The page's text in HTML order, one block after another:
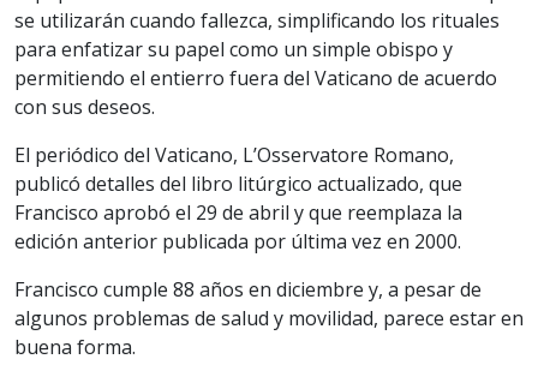
se utilizarán cuando fallezca, simplificando los rituales
para enfatizar su papel como un simple obispo y
permitiendo el entierro fuera del Vaticano de acuerdo
con sus deseos.
El periódico del Vaticano, L’Osservatore Romano,
publicó detalles del libro litúrgico actualizado, que
Francisco aprobó el 29 de abril y que reemplaza la
edición anterior publicada por última vez en 2000.
Francisco cumple 88 años en diciembre y, a pesar de
algunos problemas de salud y movilidad, parece estar en
buena forma.